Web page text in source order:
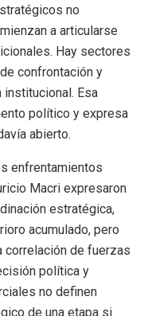
no
a articularse
Hay sectores
confrontación y
Esa
político y expresa
abierto.
enfrentamientos
Macri expresaron
estratégica,
acumulado, pero
correlación de fuerzas
política y
no definen
de una etapa si